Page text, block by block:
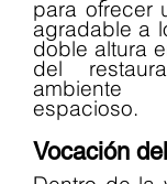
para ofrecer
agradable a
doble altura
del
espacioso.
Vocación